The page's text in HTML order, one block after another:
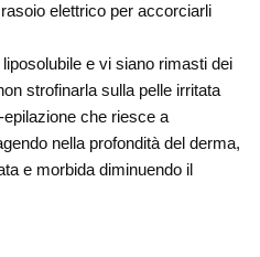
elettrico per accorciarli
e vi siano rimasti dei
strofinarla sulla pelle irritata
che riesce a
nella profondità del derma,
e morbida diminuendo il